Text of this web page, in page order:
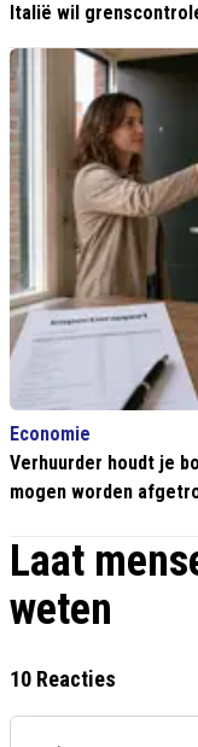
Italië wil
Economie
Verhuurder houdt je
mogen worden
Laat
weten
10 Reacties